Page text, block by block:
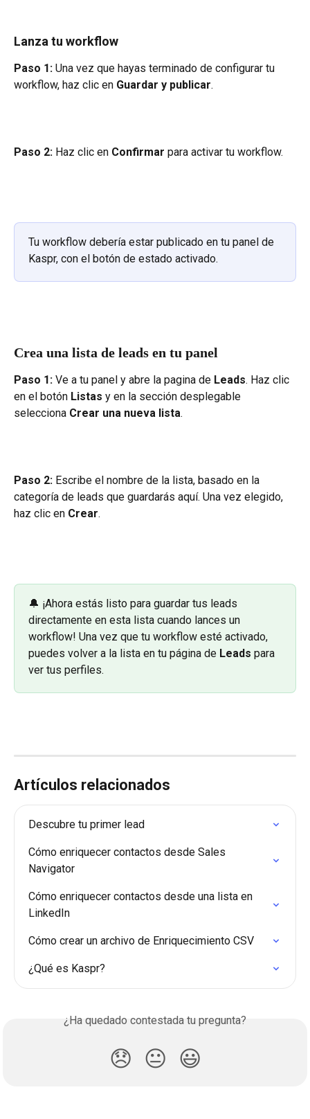
Lanza tu workflow
Paso 1: Una vez que hayas terminado de configurar tu
workflow, haz clic en Guardar y publicar.
Paso 2: Haz clic en Confirmar para activar tu workflow.
Tu workflow debería estar publicado en tu panel de
Kaspr, con el botón de estado activado.
Crea una lista de leads en tu panel
Paso 1: Ve a tu panel y abre la pagina de Leads. Haz clic
en el botón Listas y en la sección desplegable
selecciona Crear una nueva lista.
Paso 2: Escribe el nombre de la lista, basado en la
categoría de leads que guardarás aquí. Una vez elegido,
haz clic en Crear.
🔔 ¡Ahora estás listo para guardar tus leads
directamente en esta lista cuando lances un
workflow! Una vez que tu workflow esté activado,
puedes volver a la lista en tu página de Leads para
ver tus perfiles.
Artículos relacionados
Descubre tu primer lead
Cómo enriquecer contactos desde Sales
Navigator
Cómo enriquecer contactos desde una lista en
LinkedIn
Cómo crear un archivo de Enriquecimiento CSV
¿Qué es Kaspr?
¿Ha quedado contestada tu pregunta?
😞 😐 😃